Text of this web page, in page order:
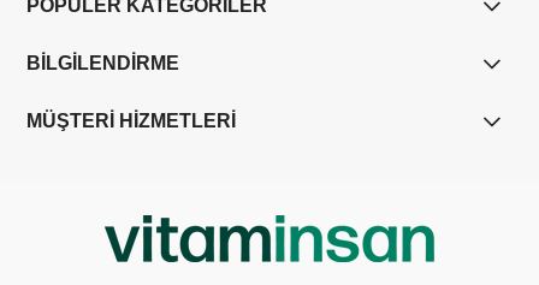
POPÜLER KATEGORİLER
BİLGİLENDİRME
MÜŞTERİ HİZMETLERİ